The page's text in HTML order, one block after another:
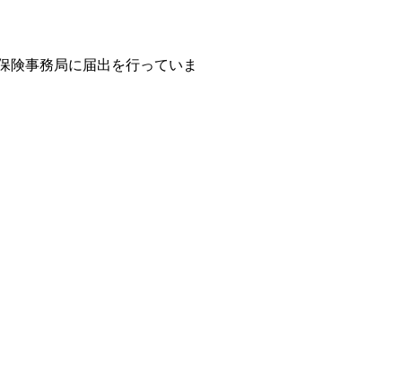
険事務局に届出を行っていま